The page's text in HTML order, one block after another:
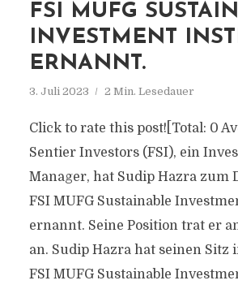
FSI MUFG
INVESTMENT
ERNANNT.
3. Juli 2023 2 Min. Lesedauer
Click to rate this post![Total: 0
Sentier Investors (FSI), ein
Manager, hat Sudip Hazra zum
FSI MUFG Sustainable
ernannt. Seine Position trat er
an. Sudip Hazra hat seinen Sitz
FSI MUFG Sustainable